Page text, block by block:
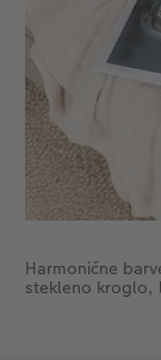
Harmonične
stekleno kroglo,